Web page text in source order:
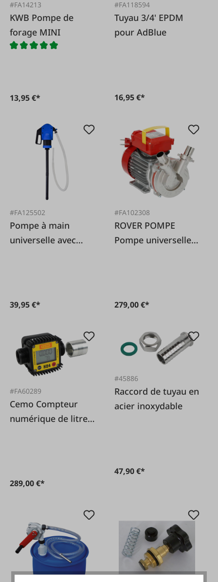
#FA14213
KWB Pompe de
forage MINI
13,95 €*
#FA118594
Tuyau 3/4' EPDM
pour AdBlue
16,95 €*
#FA125502
Pompe à main
universelle avec
39,95 €*
#FA102308
ROVER POMPE
Pompe universelle
279,00 €*
#FA60289
Cemo Compteur
numérique de litres
289,00 €*
#45886
Raccord de tuyau en
acier inoxydable
47,90 €*